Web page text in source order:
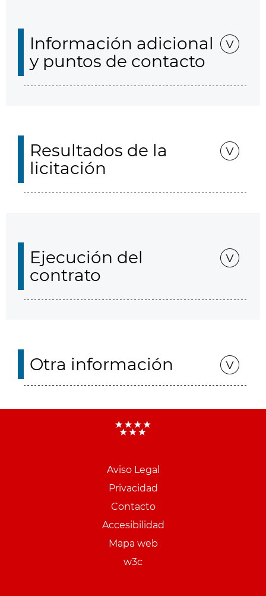
Información adicional
y puntos de contacto
Resultados de la
licitación
Ejecución del
contrato
Otra información
Aviso Legal
Privacidad
Contacto
Accesibilidad
Mapa web
w3c